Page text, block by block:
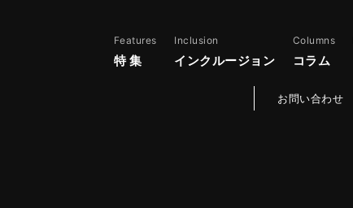
Features
特 集
Inclusion
インクルージョン
Columns
コラム
お問い合わせ